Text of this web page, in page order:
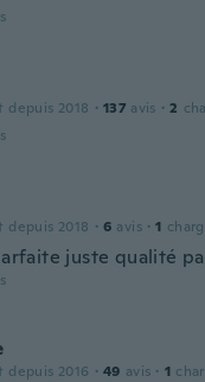
depuis 2018 · 137 avis · 2
depuis 2018 · 6 avis · 1
juste qualité
depuis 2016 · 49 avis · 1